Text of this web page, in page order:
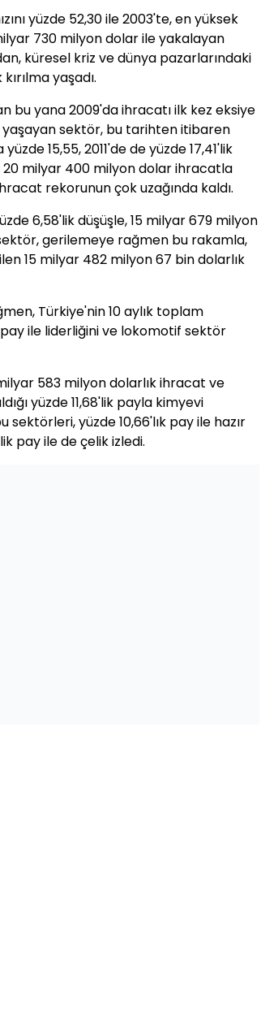
yüzde 52,30 ile 2003'te, en yüksek
730 milyon dolar ile yakalayan
küresel kriz ve dünya pazarlarındaki
yaşadı.
bu yana 2009'da ihracatı ilk kez eksiye
yaşayan sektör, bu tarihten itibaren
15,55, 2011'de de yüzde 17,41'lik
20 milyar 400 milyon dolar ihracatla
rekorunun çok uzağında kaldı.
6,58'lik düşüşle, 15 milyar 679 milyon
gerilemeye rağmen bu rakamla,
15 milyar 482 milyon 67 bin dolarlık
Türkiye'nin 10 aylık toplam
pay ile liderliğini ve lokomotif sektör
583 milyon dolarlık ihracat ve
yüzde 11,68'lik payla kimyevi
yüzde 10,66'lık pay ile hazır
pay ile de çelik izledi.